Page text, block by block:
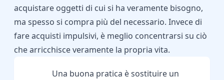
acquistare oggetti di cui si ha veramente bisogno,
ma spesso si compra più del necessario. Invece di
fare acquisti impulsivi, è meglio concentrarsi su ciò
che arricchisce veramente la propria vita.
Una buona pratica è sostituire un